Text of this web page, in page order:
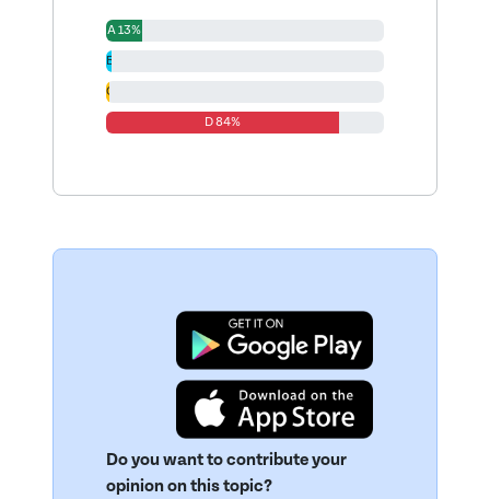
A 13%
B 2%
C 1%
D 84%
Do you want to contribute your
opinion on this topic?